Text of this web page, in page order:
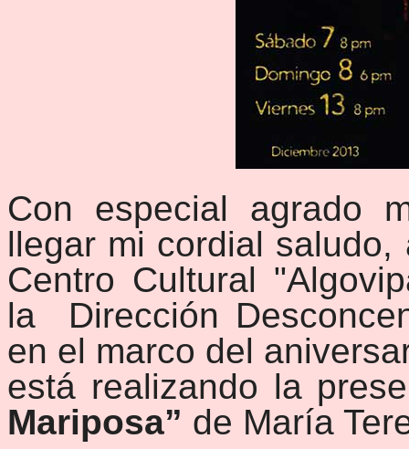
Con especial agrado
llegar mi cordial
Centro Cultural
la Dirección
en el marco del
está realizando la
Mariposa” de María